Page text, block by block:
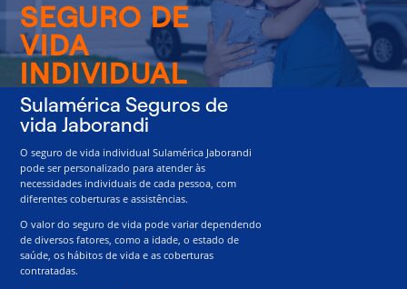
SEGURO DE
VIDA
INDIVIDUAL
Sulamérica Seguros de
vida Jaborandi
O seguro de vida individual Sulamérica Jaborandi
pode ser personalizado para atender às
necessidades individuais de cada pessoa, com
diferentes coberturas e assistências.
O valor do seguro de vida pode variar dependendo
de diversos fatores, como a idade, o estado de
saúde, os hábitos de vida e as coberturas
contratadas.